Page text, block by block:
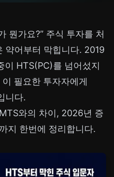
뭔가요?” 주식 투자를 처
약어부터 막힙니다. 2019
이 HTS(PC)를 넘어섰지
이 필요한 투자자에게
니다.
와의 차이, 2026년 증
지 한번에 정리합니다.